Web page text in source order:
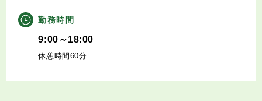
勤務時間
9:00～18:00
休憩時間60分